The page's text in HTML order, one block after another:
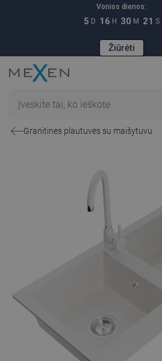
Vonios dienos:
5 D 16 H 30 M 20 S
Žiūrėti
Granitinės plautuvės su maišytuvu